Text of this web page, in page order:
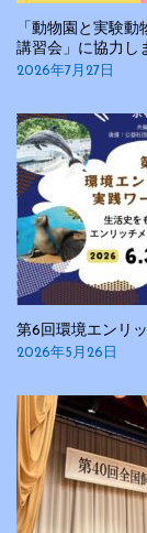
「動物園と実験
講習会」に協力し
2026年7月27日
第6回環境エンリ
2026年5月26日